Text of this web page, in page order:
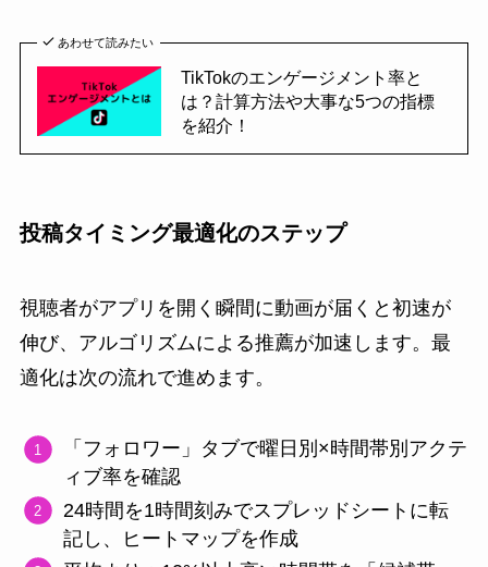
あわせて読みたい
TikTokのエンゲージメント率と
は？計算方法や大事な5つの指標
を紹介！
投稿タイミング最適化のステップ
視聴者がアプリを開く瞬間に動画が届くと初速が
伸び、アルゴリズムによる推薦が加速します。最
適化は次の流れで進めます。
「フォロワー」タブで曜日別×時間帯別アクテ
ィブ率を確認
24時間を1時間刻みでスプレッドシートに転
記し、ヒートマップを作成